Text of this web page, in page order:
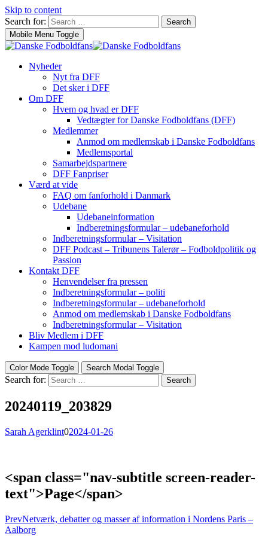
Skip to content
Search for:
Search
Mobile Menu Toggle
Nyheder
Nyt fra DFF
Det sker i DFF
Om DFF
Hvem og hvad er DFF
Vedtægter for Danske Fodboldfans (DFF)
Medlemmer
Anmod om medlemskab i Danske Fodboldfans
Medlemsportal
Samarbejdspartnere
DFF Fanpriser
Værd at vide
FAQ om fanforhold i Danmark
Udebane
Udebaneinformation
Indberetningsformular – udebaneforhold
Indberetningsformular – Visitation
DFF Podcast – Tribunens Talerør – Fodboldpolitik og
Passion
Kontakt DFF
Henvendelser fra pressen
Indberetningsformular – politi
Indberetningsformular – udebaneforhold
Anmod om medlemskab i Danske Fodboldfans
Indberetningsformular – Visitation
Bliv Medlem i DFF
Kampen mod ludomani
Color Mode Toggle Search Modal Toggle
Search for: Search
20240119_203829
Sarah Agerklint02024-01-26
<span class="nav-subtitle screen-reader-
text">Page</span>
PrevNetværk, debatter og masser af information i Nordens Paris –
Aalborg